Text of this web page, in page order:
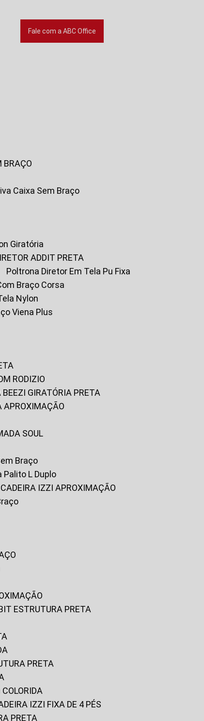
Fale com a ABC Office
BRAÇO
Caixa Sem Braço
Giratória
ADDIT PRETA
Poltrona Diretor Em Tela Pu Fixa
Braço Corsa
Nylon
Viena Plus
RODIZIO
BEEZI GIRATÓRIA PRETA
APROXIMAÇÃO
SOUL
Braço
Palito L Duplo
CADEIRA IZZI APROXIMAÇÃO
ESTRUTURA PRETA
PRETA
IZZI FIXA DE 4 PÉS
PRETA